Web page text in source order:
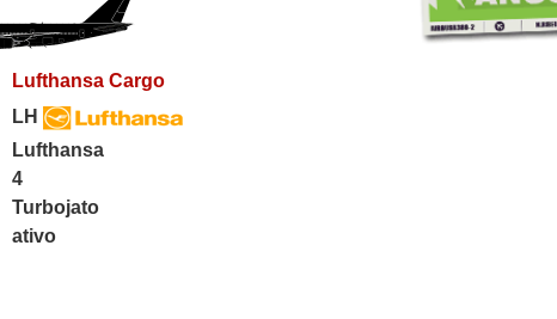
Lufthansa Cargo
LH
Lufthansa
4
Turbojato
ativo